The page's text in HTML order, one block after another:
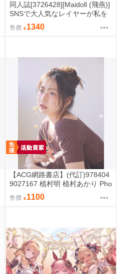
同人誌[3726428][Maidoll (飛燕)]
SNSで大人気なレイヤーが私を
誘ってオフパコの話。～夜更か
しの二次会セックス編～【特
售價 1340
【ACG網路書店】(代訂)978404
9027167 植村明 植村あかり Pho
to book 寫真集「書名未定」
售價 1100